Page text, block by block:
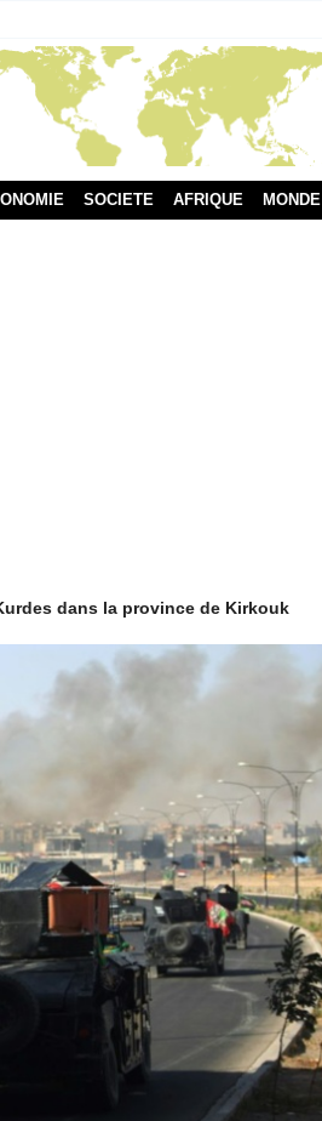
SOCIETE AFRIQUE MONDE
dans la province de Kirkouk